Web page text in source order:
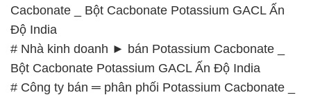
Cacbonate _ Bột Cacbonate Potassium GACL Ấn
Độ India
# Nhà kinh doanh ► bán Potassium Cacbonate _
Bột Cacbonate Potassium GACL Ấn Độ India
# Công ty bán ═ phân phối Potassium Cacbonate _